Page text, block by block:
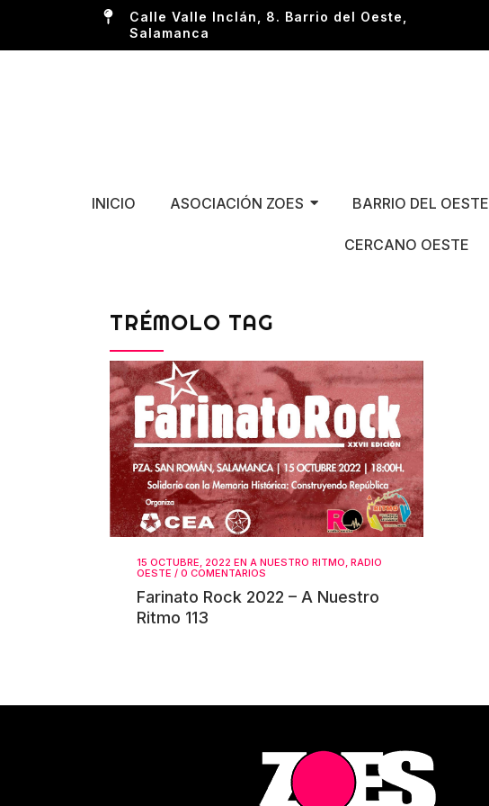
Calle Valle Inclán, 8. Barrio del Oeste,
Salamanca
INICIO ASOCIACIÓN ZOES BARRIO DEL OESTE
CERCANO OESTE
TRÉMOLO TAG
15 OCTUBRE, 2022 EN A NUESTRO RITMO, RADIO
OESTE / 0 COMENTARIOS
Farinato Rock 2022 – A Nuestro
Ritmo 113